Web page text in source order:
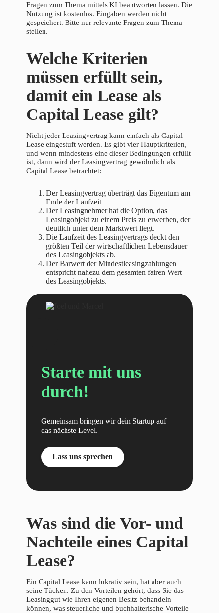
Fragen zum Thema mittels KI beantworten lassen. Die
Nutzung ist kostenlos. Eingaben werden nicht
gespeichert. Bitte nur relevante Fragen zum Thema
stellen.
Welche Kriterien
müssen erfüllt sein,
damit ein Lease als
Capital Lease gilt?
Nicht jeder Leasingvertrag kann einfach als Capital
Lease eingestuft werden. Es gibt vier Hauptkriterien,
und wenn mindestens eine dieser Bedingungen erfüllt
ist, dann wird der Leasingvertrag gewöhnlich als
Capital Lease betrachtet:
Der Leasingvertrag überträgt das Eigentum am
Ende der Laufzeit.
Der Leasingnehmer hat die Option, das
Leasingobjekt zu einem Preis zu erwerben, der
deutlich unter dem Marktwert liegt.
Die Laufzeit des Leasingvertrags deckt den
größten Teil der wirtschaftlichen Lebensdauer
des Leasingobjekts ab.
Der Barwert der Mindestleasingzahlungen
entspricht nahezu dem gesamten fairen Wert
des Leasingobjekts.
Starte mit uns
durch!
Gemeinsam bringen wir dein Startup auf
das nächste Level.
Lass uns sprechen
Was sind die Vor- und
Nachteile eines Capital
Lease?
Ein Capital Lease kann lukrativ sein, hat aber auch
seine Tücken. Zu den Vorteilen gehört, dass Sie das
Leasinggut wie Ihren eigenen Besitz behandeln
können, was steuerliche und buchhalterische Vorteile